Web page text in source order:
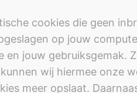
cookies die geen
op jouw
jouw gebruiksgemak.
wij hiermee onze
meer opslaat.